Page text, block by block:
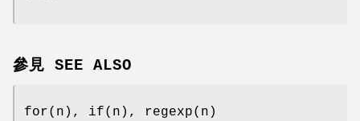
參見 SEE ALSO
for(n), if(n), regexp(n)